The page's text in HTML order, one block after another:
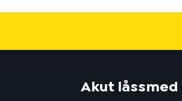
Akut låssmed